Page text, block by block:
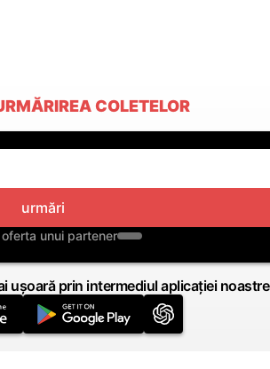
COLETELOR
urmări
unui partener
ușoară prin intermediul aplicației noastre